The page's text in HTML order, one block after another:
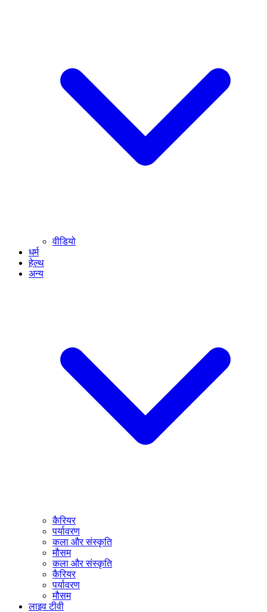
वीडियो
धर्म
हेल्थ
अन्य
कैरियर
पर्यावरण
कला और संस्कृति
मौसम
कला और संस्कृति
कैरियर
पर्यावरण
मौसम
लाइव टीवी